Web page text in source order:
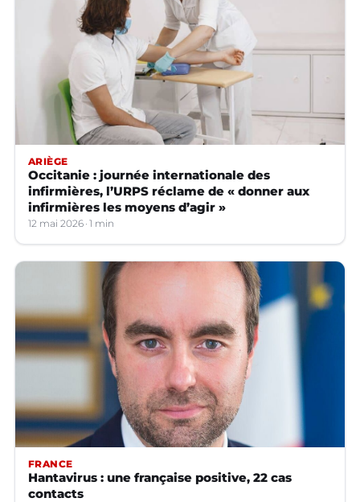
ARIÈGE
Occitanie : journée internationale des
infirmières, l’URPS réclame de « donner aux
infirmières les moyens d’agir »
12 mai 2026 1 min
FRANCE
Hantavirus : une française positive, 22 cas
contacts